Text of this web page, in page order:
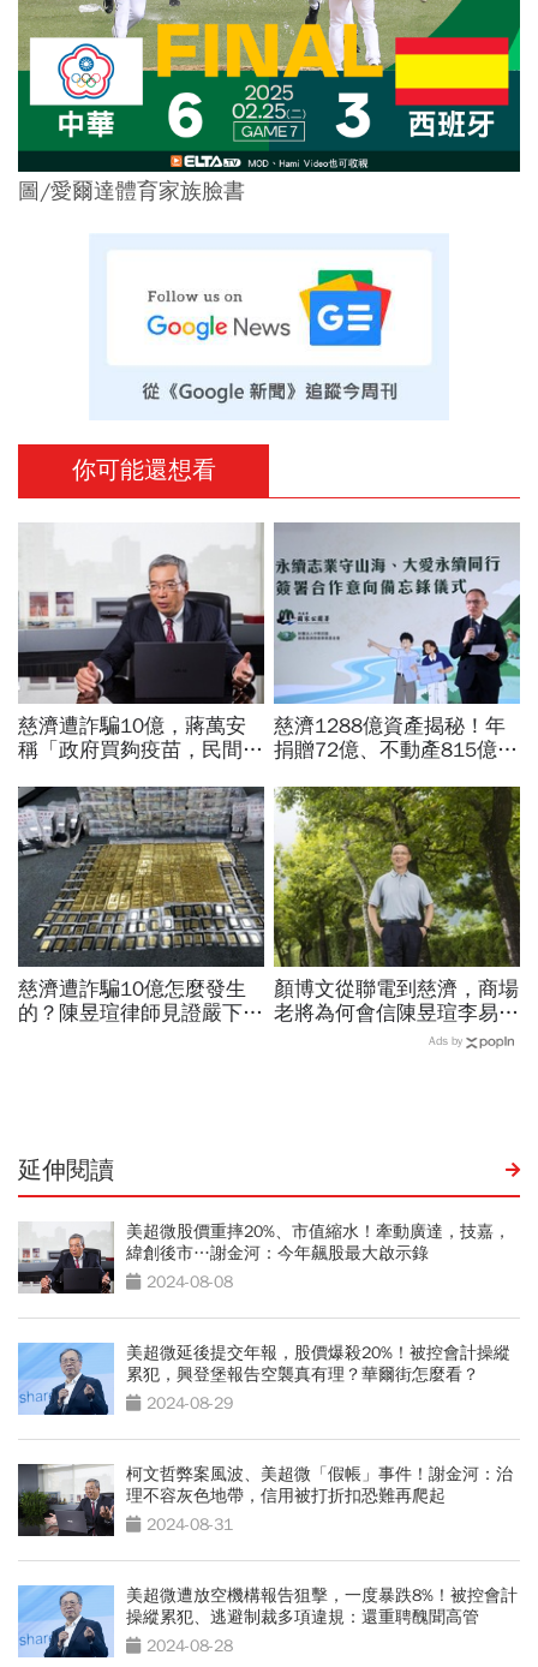
圖/愛爾達體育家族臉書
你可能還想看
慈濟遭詐騙10億，蔣萬安
稱「政府買夠疫苗，民間就
話說得不夠公道
慈濟1288億資產揭秘！年
捐贈72億、不動產815億…
採購經過，他拆解信件批越
描越黑
慈濟遭詐騙10億怎麼發生
的？陳昱瑄律師見證嚴下跪
顏博文從聯電到慈濟，商場
老將為何會信陳昱瑄李易
儒、豪給10億？慈濟發
Ads by
延伸閱讀
美超微股價重摔20%、市值縮水！牽動廣達，技嘉，
緯創後市…謝金河：今年飆股最大啟示錄
2024-08-08
美超微延後提交年報，股價爆殺20%！被控會計操縱
累犯，興登堡報告空襲真有理？華爾街怎麼看？
2024-08-29
柯文哲弊案風波、美超微「假帳」事件！謝金河：治
理不容灰色地帶，信用被打折扣恐難再爬起
2024-08-31
美超微遭放空機構報告狙擊，一度暴跌8%！被控會計
操縱累犯、逃避制裁多項違規：還重聘醜聞高管
2024-08-28